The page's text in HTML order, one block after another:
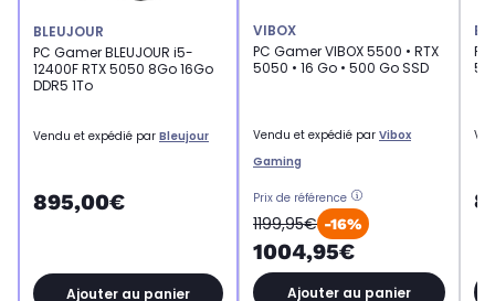
BLEUJOUR
PC Gamer BLEUJOUR i5-
12400F RTX 5050 8Go 16Go
DDR5 1To
Vendu et expédié par Bleujour
895,00€
Ajouter au panier
VIBOX
PC Gamer VIBOX 5500 • RTX
5050 • 16 Go • 500 Go SSD
Vendu et expédié par Vibox
Gaming
Prix de référence
1199,95€ -16%
1004,95€
Ajouter au panier